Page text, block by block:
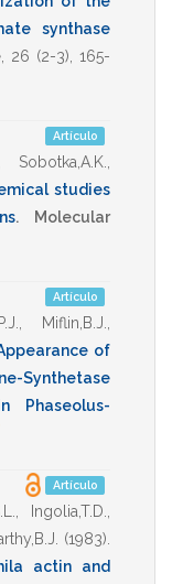
synthase
26 (2-3),165-
Artículo
Sobotka,A.K.
studies
.
Molecular
Artículo
Miflin,B.J.
of
Synthetase
Phaseolus-
Artículo
Ingolia,T.D.
(1983)
actin and